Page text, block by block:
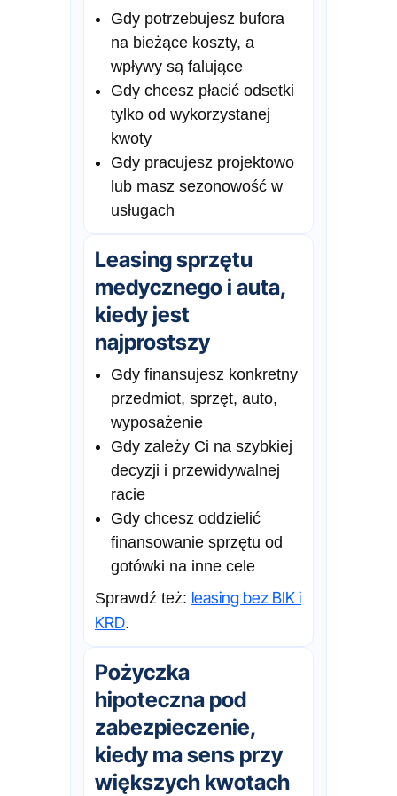
Gdy potrzebujesz bufora
na bieżące koszty, a
wpływy są falujące
Gdy chcesz płacić odsetki
tylko od wykorzystanej
kwoty
Gdy pracujesz projektowo
lub masz sezonowość w
usługach
Leasing sprzętu
medycznego i auta,
kiedy jest
najprostszy
Gdy finansujesz konkretny
przedmiot, sprzęt, auto,
wyposażenie
Gdy zależy Ci na szybkiej
decyzji i przewidywalnej
racie
Gdy chcesz oddzielić
finansowanie sprzętu od
gotówki na inne cele
Sprawdź też: leasing bez BIK i
KRD.
Pożyczka
hipoteczna pod
zabezpieczenie,
kiedy ma sens przy
większych kwotach